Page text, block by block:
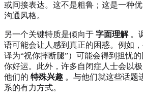
或间接表达。这不是粗鲁；这是一种
沟通风格。
另一个关键特质是倾向于 字面理解。
语可能会让人感到真正的困惑。例如
译为“祝你摔断腿”）可能会得到担忧
你好运。此外，许多自闭症人士会以
他们的 特殊兴趣 。与他们就这些话题
系的有力方式。